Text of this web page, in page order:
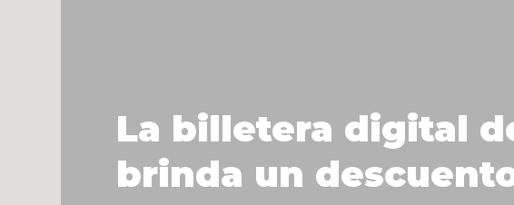
La billetera digital
brinda un